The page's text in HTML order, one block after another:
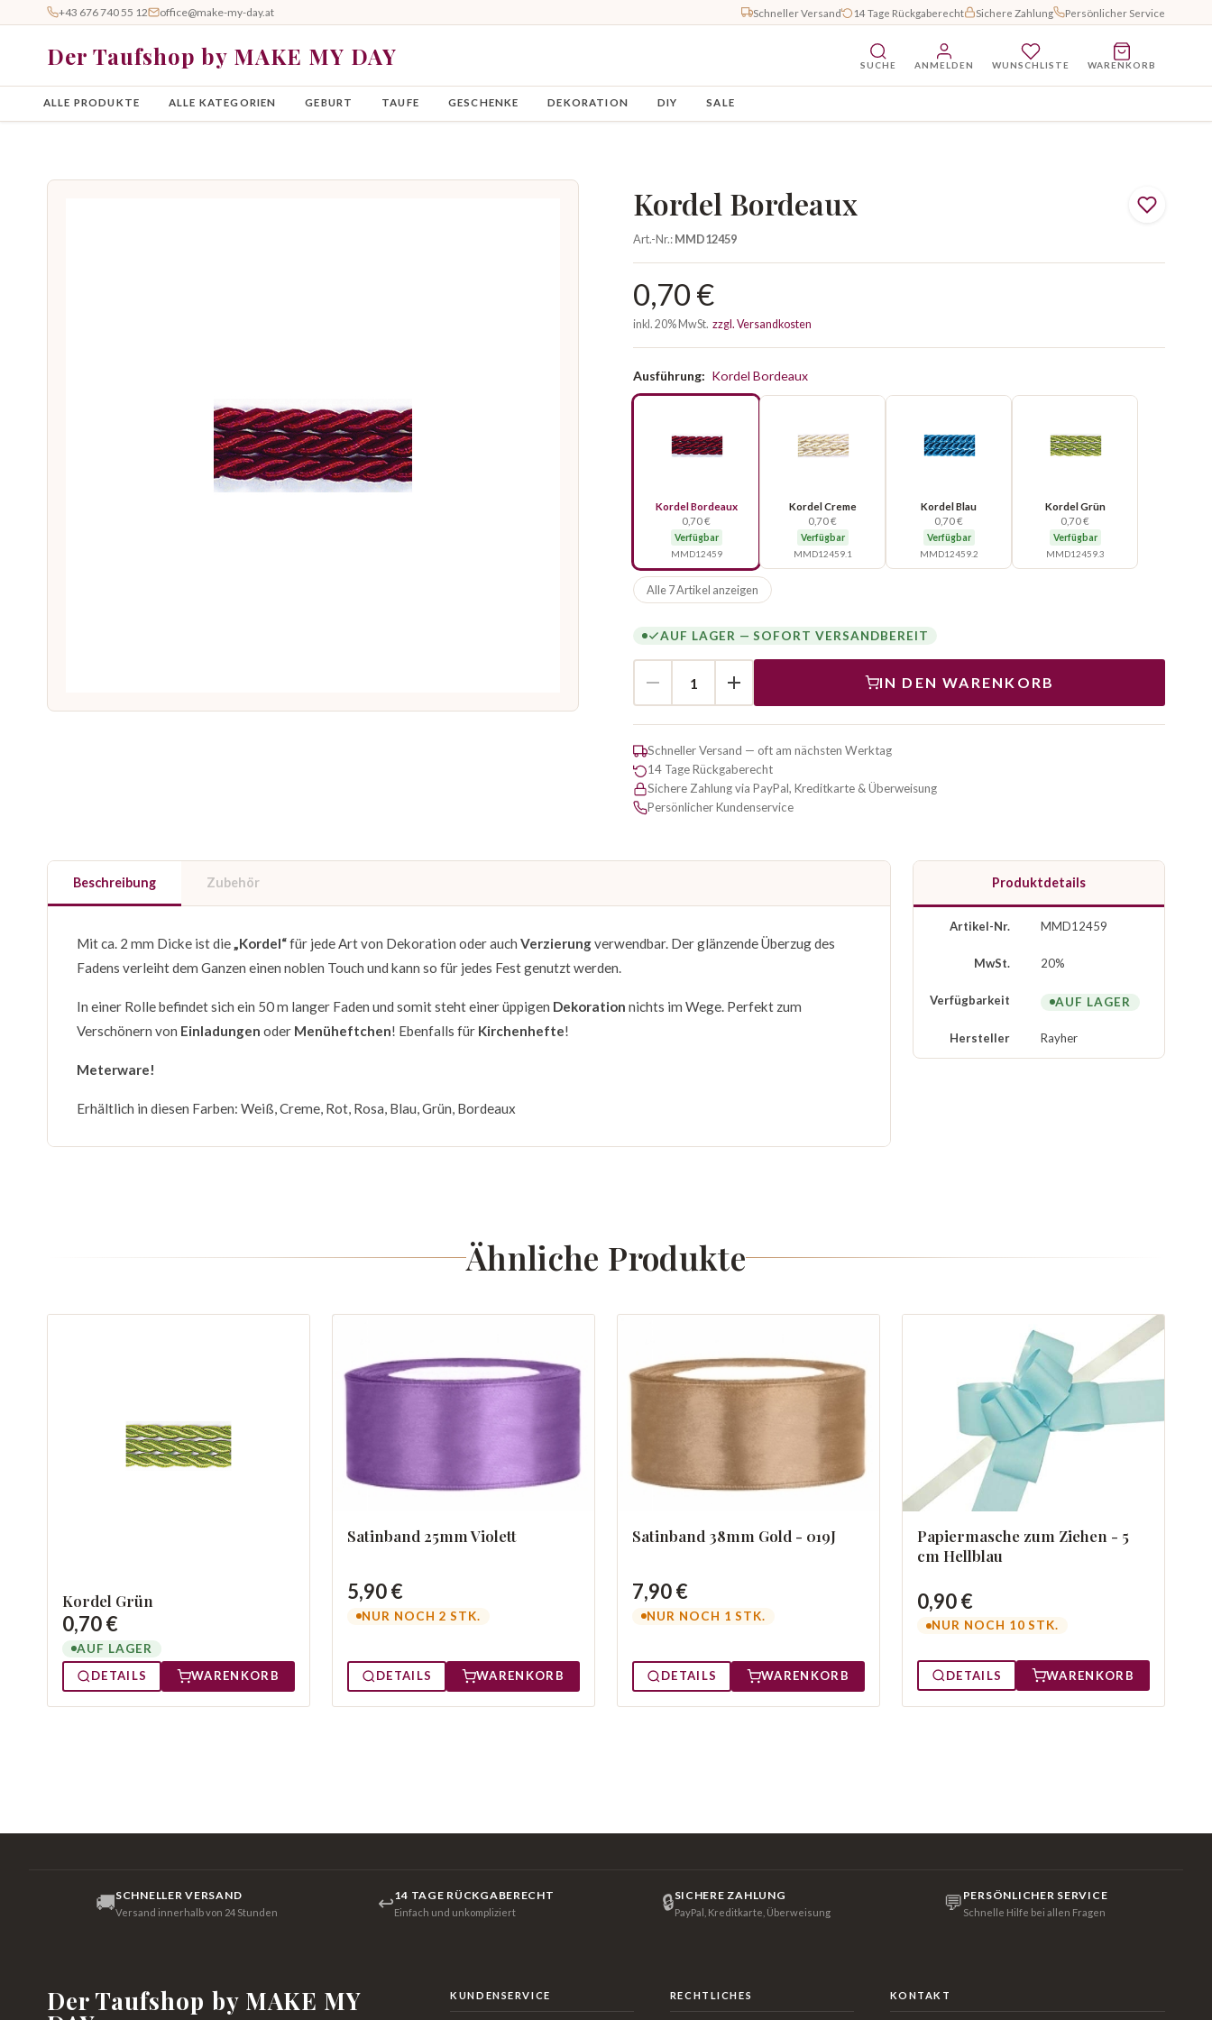
+43 676 740 55 12 office@make-my-day.at Schneller Versand 14 Tage Rückgaberecht Sichere Zahlung Persönlicher Service
Der Taufshop by MAKE MY DAY SUCHE ANMELDEN WUNSCHLISTE WARENKORB
ALLE PRODUKTE ALLE KATEGORIEN GEBURT TAUFE GESCHENKE DEKORATION DIY SALE
Kordel Bordeaux
Art.-Nr.:MMD12459
0,70 €
inkl. 20% MwSt. zzgl. Versandkosten
Ausführung: Kordel Bordeaux
Kordel Bordeaux
0,70 €
Verfügbar
MMD12459
Kordel Creme
0,70 €
Verfügbar
MMD12459.1
Kordel Blau
0,70 €
Verfügbar
MMD12459.2
Kordel Grün
0,70 €
Verfügbar
MMD12459.3
Alle 7 Artikel anzeigen
AUF LAGER — SOFORT VERSANDBEREIT
IN DEN WARENKORB
Schneller Versand — oft am nächsten Werktag
14 Tage Rückgaberecht
Sichere Zahlung via PayPal, Kreditkarte & Überweisung
Persönlicher Kundenservice
Beschreibung Zubehör
Mit ca. 2 mm Dicke ist die„Kordel“für jede Art von Dekoration oder auch Verzierungverwendbar. Der glänzende Überzug des
Fadens verleiht dem Ganzen einen noblen Touch und kann so für jedes Fest genutzt werden.
In einer Rolle befindet sich ein 50 m langer Faden und somit steht einer üppigen Dekoration nichts im Wege. Perfekt zum
Verschönern von Einladungen oder Menüheftchen! Ebenfalls für Kirchenhefte!
Meterware!
Erhältlich in diesen Farben: Weiß, Creme, Rot, Rosa, Blau, Grün, Bordeaux
Produktdetails
Artikel-Nr. MMD12459
MwSt. 20%
Verfügbarkeit AUF LAGER
Hersteller Rayher
Ähnliche Produkte
Kordel Grün
0,70 €
AUF LAGER
DETAILS
WARENKORB
Satinband 25mm Violett
5,90 €
NUR NOCH 2 STK.
DETAILS WARENKORB
Satinband 38mm Gold - 019J
7,90 €
NUR NOCH 1 STK.
DETAILS WARENKORB
Papiermasche zum Ziehen - 5
cm Hellblau
0,90 €
NUR NOCH 10 STK.
DETAILS WARENKORB
🚚SCHNELLER VERSAND
Versand innerhalb von 24 Stunden ↩14 TAGE RÜCKGABERECHT
Einfach und unkompliziert 🔒SICHERE ZAHLUNG
PayPal, Kreditkarte, Überweisung 💬 PERSÖNLICHER SERVICE
Schnelle Hilfe bei allen Fragen
Der Taufshop by MAKE MY KUNDENSERVICE RECHTLICHES KONTAKT